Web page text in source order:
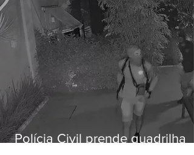
Polícia Civil prende quadrilha